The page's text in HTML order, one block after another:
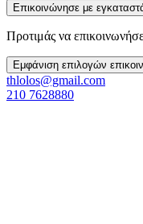
Επικοινώνησε με
Προτιμάς να
Εμφάνιση επιλογών
thlolos@gmail.com
210 7628880